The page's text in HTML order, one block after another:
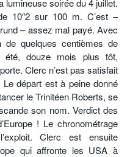
lumineuse soirée du 4 juillet.
10″2 sur 100 m. C’est –
– assez mal payé. Avec
quelques centièmes de
été, douze mois plus tôt,
Clerc n’est pas satisfait
départ est à peine donné
le Trinitéen Roberts, se
son nom. Verdict des
! Le chronométrage
Clerc est ensuite
qui affronte les USA à